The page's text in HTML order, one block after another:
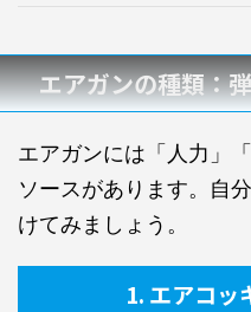
エアガンの種類：
エアガンには「人力」
ソースがあります。自
けてみましょう。
1. エアコッ